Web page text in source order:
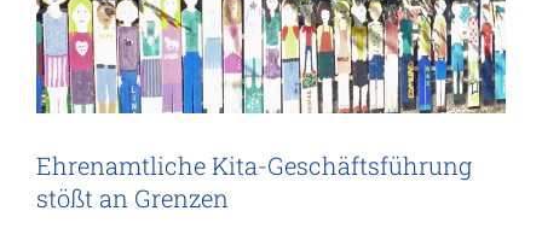
Ehrenamtliche Kita-Geschäftsführung
stößt an Grenzen